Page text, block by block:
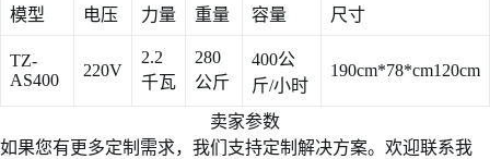
模型 电压 力量 重量 容量 尺寸
TZ-
AS400
220V
2.2
千瓦
280
公斤
400公
斤/小时
190cm*78*cm120cm
卖家参数
如果您有更多定制需求，我们支持定制解决方案。欢迎联系我